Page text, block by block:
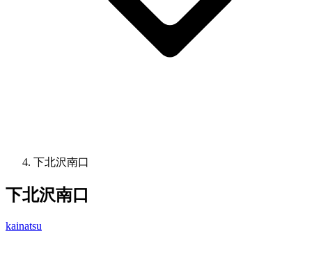
下北沢南口
下北沢南口
kainatsu